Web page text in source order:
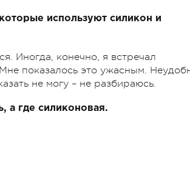
используют силикон и
Иногда, конечно, я встречал
показалось это ужасным.
не могу – не разбираюсь.
а где силиконовая.